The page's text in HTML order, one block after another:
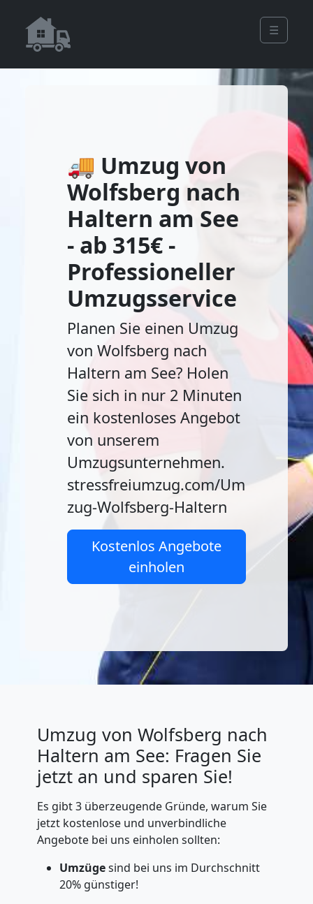
☰
🚚 Umzug von
Wolfsberg nach
Haltern am See
- ab 315€ -
Professioneller
Umzugsservice
Planen Sie einen Umzug
von Wolfsberg nach
Haltern am See? Holen
Sie sich in nur 2 Minuten
ein kostenloses Angebot
von unserem
Umzugsunternehmen.
stressfreiumzug.com/Um
zug-Wolfsberg-Haltern
Kostenlos Angebote
einholen
Umzug von Wolfsberg nach
Haltern am See: Fragen Sie
jetzt an und sparen Sie!
Es gibt 3 überzeugende Gründe, warum Sie
jetzt kostenlose und unverbindliche
Angebote bei uns einholen sollten:
Umzügesind bei uns im Durchschnitt
20% günstiger!